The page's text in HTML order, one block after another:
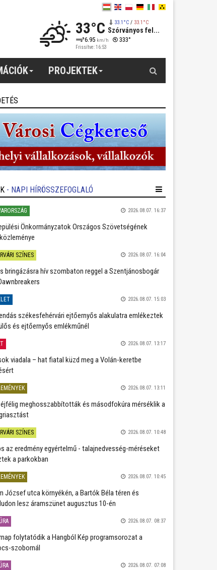
33°C 33.1°C/ 33.1°C
Szórványos fel...
6.95 km/h 333°
Frissítve: 16:53
PROJEKTEK
- NAPI HÍRÖSSZEFOGLALÓ
2026.08.07. 16:37
Önkormányzatok Országos Szövetségének
SZÍNES 2026.08.07. 16:04
bringázásra hív szombaton reggel a Szentjánosbogár
2026.08.07. 15:03
székesfehérvári ejtőernyős alakulatra emlékeztek
és ejtőernyős emlékműnél
2026.08.07. 13:17
viadala – hat fiatal küzd meg a Volán-keretbe
2026.08.07. 13:11
éjfélig meghosszabbították és másodfokúra mérséklik a
SZÍNES 2026.08.07. 10:48
az eredmény egyértelmű - talajnedvesség-méréseket
a parkokban
2026.08.07. 10:45
József utca környékén, a Bartók Béla téren és
lesz áramszünet augusztus 10-én
2026.08.07. 08:37
folytatódik a Hangból Kép programsorozat a
szobornál
2026.08.07. 07:08